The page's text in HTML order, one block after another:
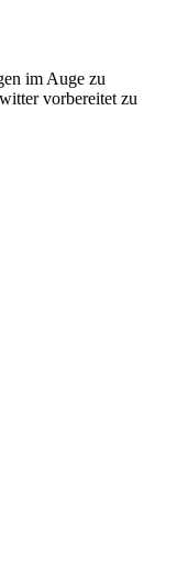
im Auge zu
vorbereitet zu